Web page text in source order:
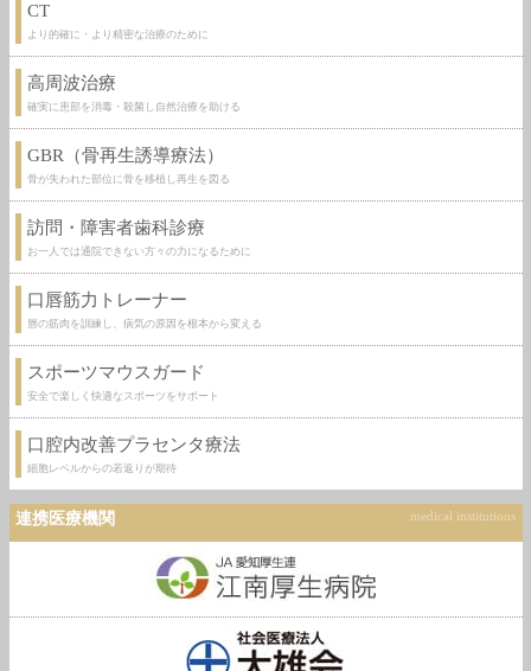
CT
より的確に・より精密な治療のために
高周波治療
確実に患部を消毒・殺菌し自然治療を助ける
GBR（骨再生誘導療法）
骨が失われた部位に骨を移植し再生を図る
訪問・障害者歯科診療
お一人では通院できない方々の力になるために
口唇筋力トレーナー
唇の筋肉を訓練し、病気の原因を根本から変える
スポーツマウスガード
安全で楽しく快適なスポーツをサポート
口腔内改善プラセンタ療法
細胞レベルからの若返りが期待
連携医療機関 medical institutions